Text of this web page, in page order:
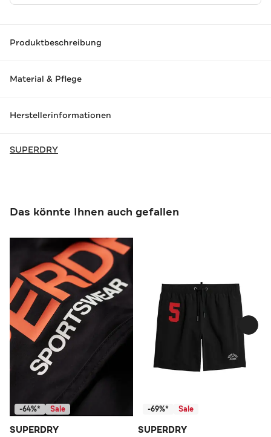
Produktbeschreibung
Material & Pflege
Herstellerinformationen
SUPERDRY
Das könnte Ihnen auch gefallen
-64%* Sale
SUPERDRY
-69%* Sale
SUPERDRY